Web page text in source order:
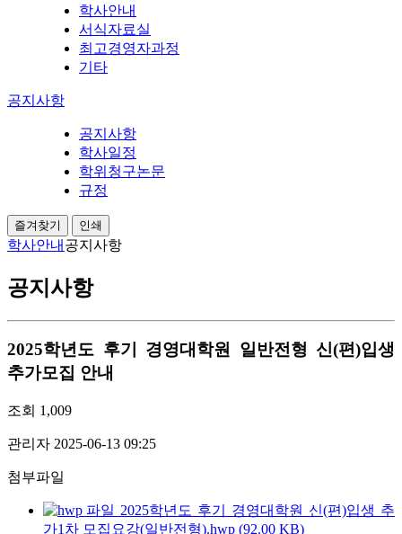
학사안내
서식자료실
최고경영자과정
기타
공지사항
공지사항
학사일정
학위청구논문
규정
즐겨찾기 인쇄
학사안내 공지사항
공지사항
2025학년도 후기 경영대학원 일반전형 신(편)입생
추가모집 안내
조회 1,009
관리자 2025-06-13 09:25
첨부파일
2025학년도 후기 경영대학원 신(편)입생 추
가1차 모집요강(일반전형).hwp (92.00 KB)